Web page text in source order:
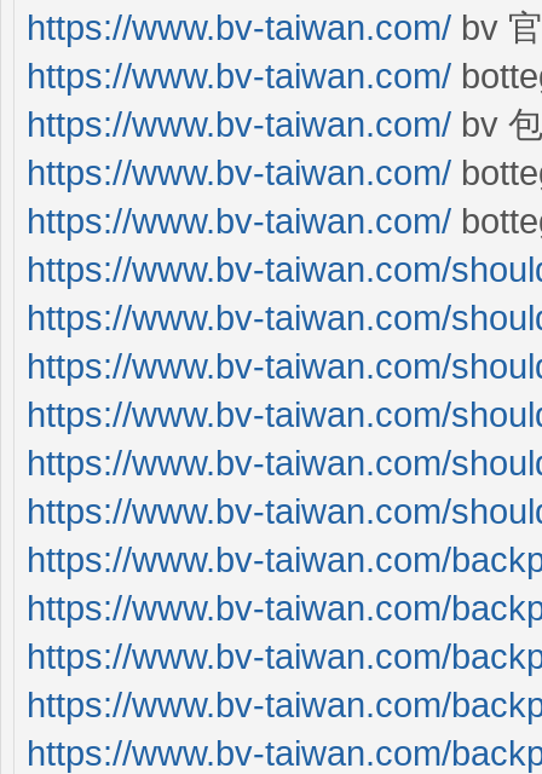
https://www.bv-taiwan.com/ bv
https://www.bv-taiwan.com/
https://www.bv-taiwan.com/ bv
https://www.bv-taiwan.com/
https://www.bv-taiwan.com/
https://www.bv-taiwan.com/
https://www.bv-taiwan.com/
https://www.bv-taiwan.com/
https://www.bv-taiwan.com/
https://www.bv-taiwan.com/
https://www.bv-taiwan.com/
https://www.bv-taiwan.com/
https://www.bv-taiwan.com/
https://www.bv-taiwan.com/
https://www.bv-taiwan.com/
https://www.bv-taiwan.com/